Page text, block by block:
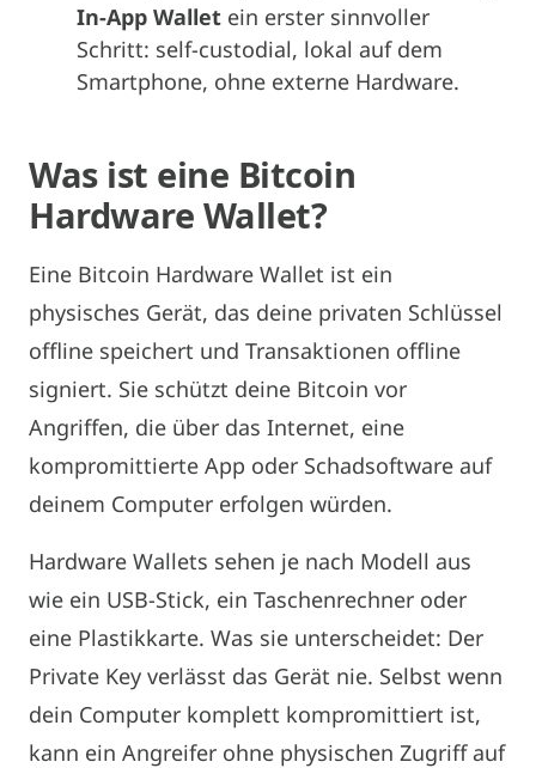
In-App Wallet ein erster sinnvoller
Schritt: self-custodial, lokal auf dem
Smartphone, ohne externe Hardware.
Was ist eine Bitcoin
Hardware Wallet?
Eine Bitcoin Hardware Wallet ist ein
physisches Gerät, das deine privaten Schlüssel
offline speichert und Transaktionen offline
signiert. Sie schützt deine Bitcoin vor
Angriffen, die über das Internet, eine
kompromittierte App oder Schadsoftware auf
deinem Computer erfolgen würden.
Hardware Wallets sehen je nach Modell aus
wie ein USB-Stick, ein Taschenrechner oder
eine Plastikkarte. Was sie unterscheidet: Der
Private Key verlässt das Gerät nie. Selbst wenn
dein Computer komplett kompromittiert ist,
kann ein Angreifer ohne physischen Zugriff auf